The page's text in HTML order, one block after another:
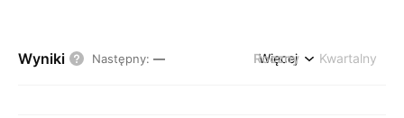
Wyniki Następny: — Roczny Kwartalny
Więcej